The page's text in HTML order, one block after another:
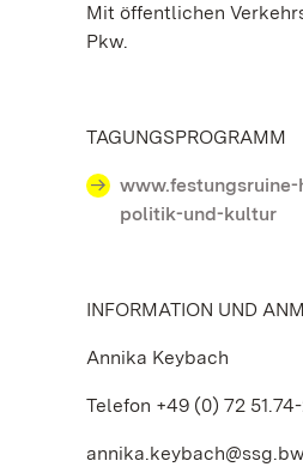
Mit öffentlichen
Pkw.
TAGUNGSPROGRAMM
politik-und-kultur
INFORMATION UND
Annika Keybach
Telefon +49 (0) 72